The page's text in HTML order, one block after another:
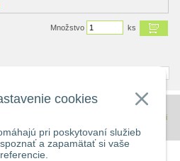
cookies
pri poskytovaní služieb
a zapamätať si vaše
Množstvo ks
spoločnosti
WEBYGROUP